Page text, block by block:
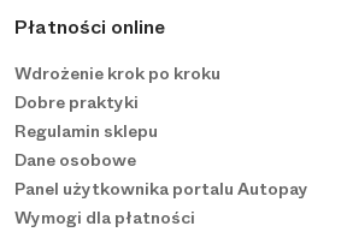
Płatności online
Wdrożenie krok po kroku
Dobre praktyki
Regulamin sklepu
Dane osobowe
Panel użytkownika portalu Autopay
Wymogi dla płatności